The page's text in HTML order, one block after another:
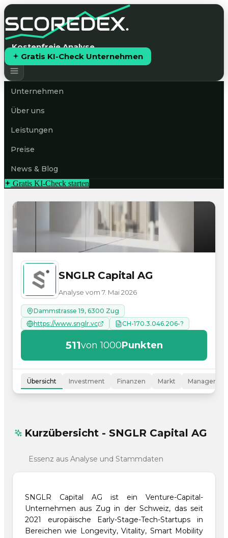
Kostenfreie Analyse
Gratis KI-Check Unternehmen
Unternehmen
Über uns
Leistungen
Preise
News & Blog
Gratis KI-Check starten
SNGLR Capital AG
Analyse vom 7. Mai 2026
Dammstrasse 19, 6300 Zug
https://www.snglr.vc
CH-170.3.046.206-?
511von 1000Punkten
Übersicht Investment Finanzen Markt
Kurzübersicht - SNGLR Capital AG
Essenz aus Analyse und Stammdaten
SNGLR Capital AG ist ein Venture-Capital-
Unternehmen aus Zug in der Schweiz, das seit
2021 europäische Early-Stage-Tech-Startups in
Bereichen wie Longevity, Vitality, Smart Mobility